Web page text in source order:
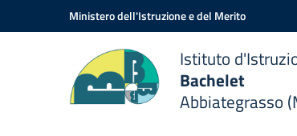
Vai ai contenuti
Vai al menu di navigazioneMinistero dell'Istruzione e del Merito
Istituto
Bachelet
Abbiategrasso